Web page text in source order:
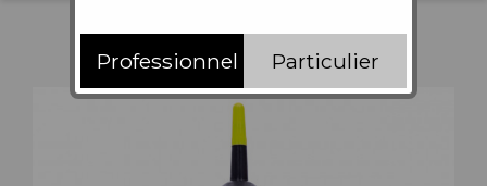
Professionnel Particulier